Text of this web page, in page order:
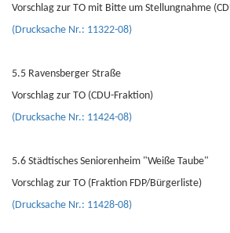
Vorschlag zur TO mit Bitte um Stellungnahme
(Drucksache Nr.: 11322-08)
5.5 Ravensberger Straße
Vorschlag zur TO (CDU-Fraktion)
(Drucksache Nr.: 11424-08)
5.6 Städtisches Seniorenheim "Weiße Taube"
Vorschlag zur TO (Fraktion FDP/Bürgerliste)
(Drucksache Nr.: 11428-08)